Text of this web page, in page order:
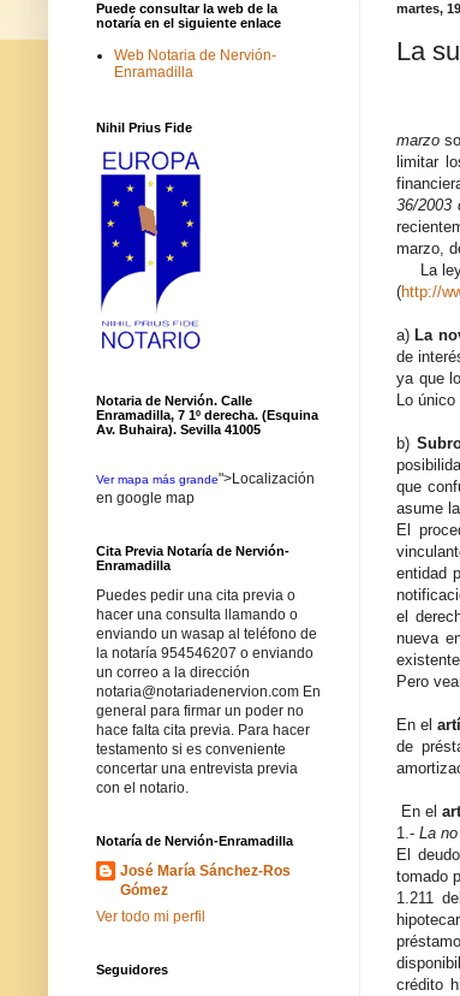
martes,
La
Para
marzo
limitar
36/2003
marzo,
La ley
(http://
a) La
de
ya que
Lo
b)
que
asume
El
entidad
el
nueva
Pero
En el
de
En el
1.- La
El
tomado
1.211
crédito
Puede consultar la web de la
notaría en el siguiente enlace
Web Notaria de Nervión-
Enramadilla
Nihil Prius Fide
Notaria de Nervión. Calle
Enramadilla, 7 1º derecha. (Esquina
Av. Buhaira). Sevilla 41005
Ver mapa más grande">Localización
en google map
Cita Previa Notaría de Nervión-
Enramadilla
Puedes pedir una cita previa o
hacer una consulta llamando o
enviando un wasap al teléfono de
la notaría 954546207 o enviando
un correo a la dirección
notaria@notariadenervion.com En
general para firmar un poder no
hace falta cita previa. Para hacer
testamento si es conveniente
concertar una entrevista previa
con el notario.
Notaría de Nervión-Enramadilla
José María Sánchez-Ros
Gómez
Ver todo mi perfil
Seguidores